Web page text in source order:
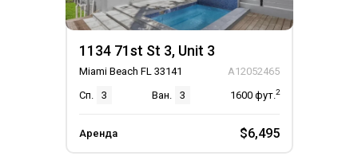
1134 71st St 3, Unit 3
Miami Beach FL 33141
A12052465
Сп.
3 Ван. 3 1600 фут.2
Аренда $6,495